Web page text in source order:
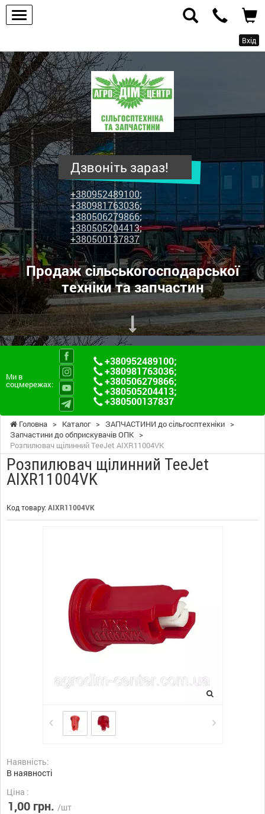
Вхід
ПП
"Агродім-
центр"
-
продаж
сільськогосподарської
техніки
та
запчастин
Дзвоніть зараз!
+380952489100;
+380981763036;
+380506279866;
+380505204413;
+380500137837
Продаж сільськогосподарської
техніки та запчастин
Ми в
соцмережах:
+380952489100;
+380981763036;
+380506279866;
+380505204413;
+380500137837
Головна > Каталог > ЗАПЧАСТИНИ до сільгосптехніки >
Запчастини до обприскувачів ОПК >
Розпилювач щілинний TeeJet AIXR11004VK
Розпилювач щілинний TeeJet
AIXR11004VK
Код товару: AIXR11004VK
Наявність:
В наявності
Ціна :
1,00 грн. /шт